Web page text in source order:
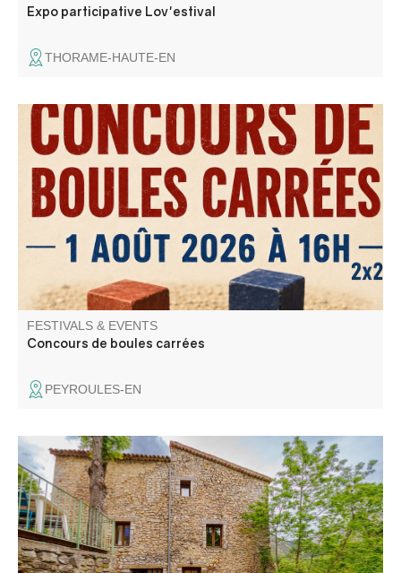
Expo participative Lov'estival
THORAME-HAUTE-EN
Concours de boules carrées sponsorisé par l'entreprise
Norberto Andrade , Buvette et restauration sur place
FESTIVALS & EVENTS
Concours de boules carrées
PEYROULES-EN
La Compagnie Totem et le Gîte La Chambrette vous
invitent à une soirée théâtre !! Une interprétation de
"Pauvreté, Richesse, Homme et Bête" de Hans Henny
Jahnn vous sera proposée. Il s'agit d'un drame paysan.